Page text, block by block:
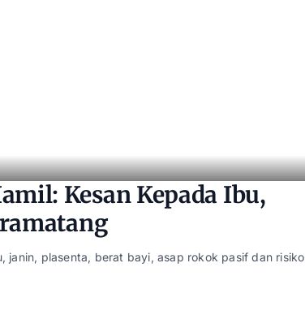
Kesan Kepada Ibu,
janin, plasenta, berat bayi, asap rokok pasif dan risiko